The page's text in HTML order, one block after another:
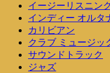
イージーリスニン
インディー オルタ
カリビアン
クラブ ミュージッ
サウンドトラック
ジャズ